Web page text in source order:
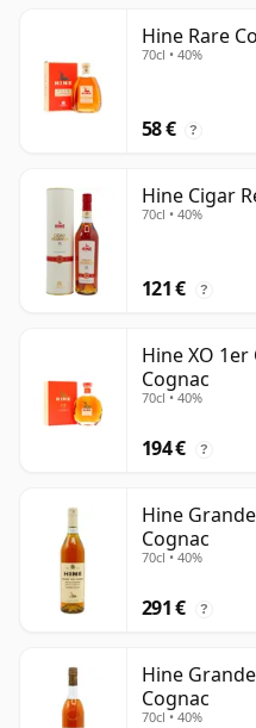
Hine Rare
70cl • 40%
58 € ?
Hine Cigar
70cl • 40%
121 € ?
Hine XO
Cognac
70cl • 40%
194 € ?
Hine
Cognac
70cl • 40%
291 € ?
Hine
Cognac
70cl • 40%